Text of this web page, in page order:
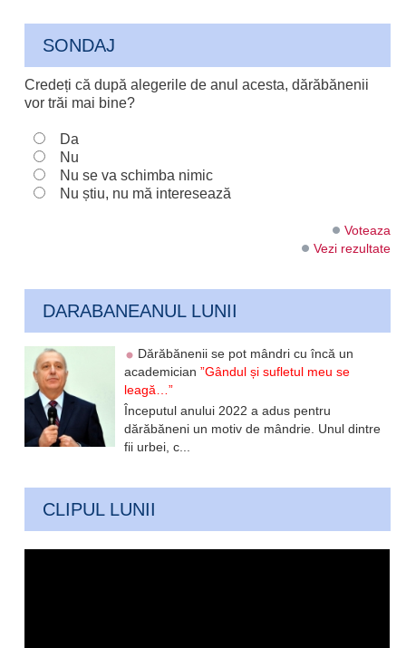
SONDAJ
Credeți că după alegerile de anul acesta, dărăbănenii
vor trăi mai bine?
Da
Nu
Nu se va schimba nimic
Nu știu, nu mă interesează
Voteaza
Vezi rezultate
DARABANEANUL LUNII
Dărăbănenii se pot mândri cu încă un
academician”Gândul și sufletul meu se
leagă…”
Începutul anului 2022 a adus pentru
dărăbăneni un motiv de mândrie. Unul dintre
fii urbei, c...
CLIPUL LUNII